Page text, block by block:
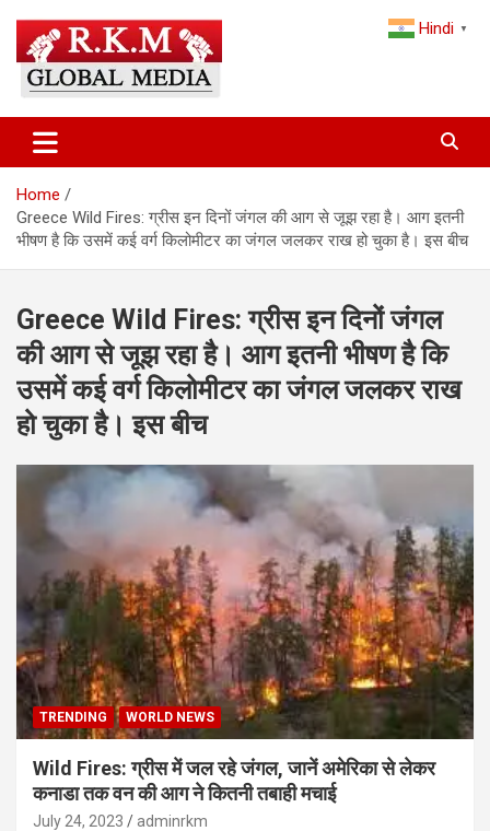
content
Latest Hindi News & Breaking
News – RKM Global Media
and the World
Home
Greece Wild Fires: ग्रीस इन दिनों जंगल की आग से जूझ रहा है। आग इतनी
भीषण है कि उसमें कई वर्ग किलोमीटर का जंगल जलकर राख हो चुका है। इस बीच
Greece Wild Fires: ग्रीस इन दिनों जंगल
की आग से जूझ रहा है। आग इतनी भीषण है कि
उसमें कई वर्ग किलोमीटर का जंगल जलकर राख
हो चुका है। इस बीच
TRENDING WORLD NEWS
Wild Fires: ग्रीस में जल रहे जंगल, जानें अमेरिका से लेकर
कनाडा तक वन की आग ने कितनी तबाही मचाई
July 24, 2023 adminrkm
Hindi ▼